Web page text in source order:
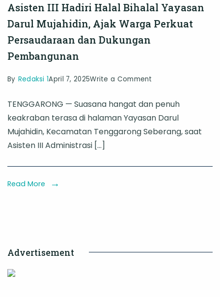
Asisten III Hadiri Halal Bihalal Yayasan
Darul Mujahidin, Ajak Warga Perkuat
Persaudaraan dan Dukungan
Pembangunan
By Redaksi 1April 7, 2025Write a Comment
III
Hadiri
Halal
Yayasan
Persaudaraan
TENGGARONG — Suasana hangat dan penuh
keakraban terasa di halaman Yayasan Darul
Mujahidin, Kecamatan Tenggarong Seberang, saat
Asisten III Administrasi […]
Read More
Advertisement